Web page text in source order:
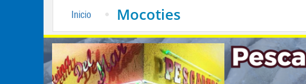
Inicio Mocoties